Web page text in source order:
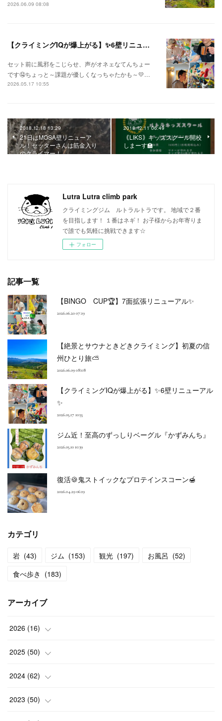
2026.06.09 08:08
【クライミングIQが爆上がる】✨6壁リニューアル✨
セット前に風邪をこじらせ、声がオネェなてんちょー
です🤤ちょっと～課題が優しくなっちゃたかも～💛…
2026.05.17 10:55
2018.12.18 13:29
21日はMOSA壁リニューア
ル！セッターさんは筋金入り
のクライマー！
2018.12.11 06:49
｟LIKS｠キッズスクール開校
しまーす🏫
Lutra Lutra climb park
クライミングジム ルトラルトラです。 地域で２番
を目指します！ １番はネギ！ お子様からお年寄りま
で誰でも気軽に挑戦できます☆
フォロー
記事一覧
【BINGO CUP🏆】7面拡張リニューアル✨
2026.06.20 07:19
【絶景とサウナときどきクライミング】初夏の信
州ひとり旅⛅
2026.06.09 08:08
【クライミングIQが爆上がる】✨6壁リニューアル
✨
2026.05.17 10:55
ジム近！至高のずっしりベーグル『かずみんち』
2026.05.10 10:39
復活🍪鬼ストイックなプロテインスコーン🍯
2026.04.29 06:19
カテゴリ
岩 (43) ジム (153) 観光 (197) お風呂 (52)
食べ歩き (183)
アーカイブ
2026 (16)
(2)
(2)
(3)
2025 (50)
(3)
(4)
2024 (62)
(6)
2023 (50)